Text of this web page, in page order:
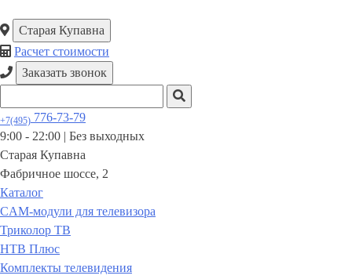
Старая Купавна
Расчет стоимости
Заказать звонок
+7(495) 776-73-79
9:00 - 22:00 | Без выходных
Старая Купавна
Фабричное шоссе, 2
Каталог
CAM-модули для телевизора
Триколор ТВ
НТВ Плюс
Комплекты телевидения